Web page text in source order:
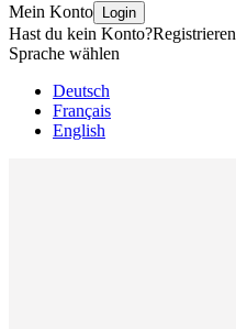
Mein Konto Login
Hast du kein Konto?Registrieren
Sprache wählen
Deutsch
Français
English